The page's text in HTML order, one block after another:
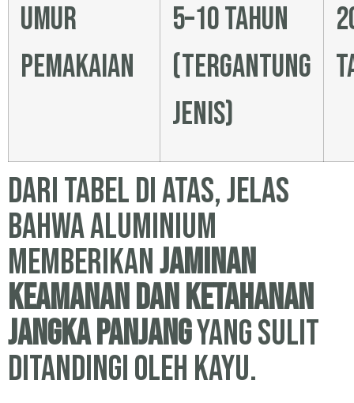
Umur
pemakaian
5–10 tahun
(tergantung
jenis)
Dari tabel di atas, jelas
bahwa aluminium
memberikanjaminan
keamanan dan ketahanan
jangka panjangyang sulit
ditandingi oleh kayu.